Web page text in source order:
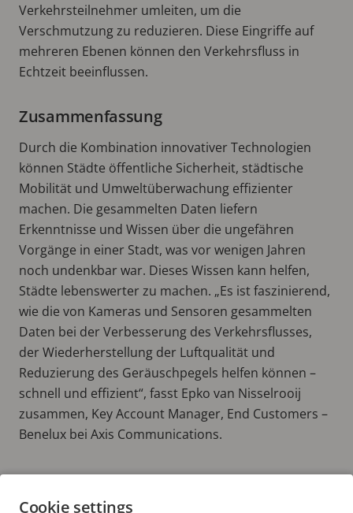
Verkehrsteilnehmer umleiten, um die
Verschmutzung zu reduzieren. Diese Eingriffe auf
mehreren Ebenen können den Verkehrsfluss in
Echtzeit beeinflussen.
Zusammenfassung
Durch die Kombination innovativer Technologien
können Städte öffentliche Sicherheit, städtische
Mobilität und Umweltüberwachung effizienter
machen. Die gesammelten Daten liefern
Erkenntnisse und Wissen über die ungefähren
Vorgänge in einer Stadt, was vor wenigen Jahren
noch undenkbar war. Dieses Wissen kann helfen,
Städte lebenswerter zu machen. „Es ist faszinierend,
wie die von Kameras und Sensoren gesammelten
Daten bei der Verbesserung des Verkehrsflusses,
der Wiederherstellung der Luftqualität und
Reduzierung des Geräuschpegels helfen können –
schnell und effizient“, fasst Epko van Nisselrooij
zusammen, Key Account Manager, End Customers –
Benelux bei Axis Communications.
Cookie settings